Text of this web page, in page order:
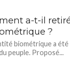
a-t-il
?
biométrique a
peuple. Proposé...